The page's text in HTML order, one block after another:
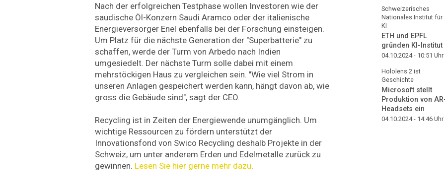
Nach der erfolgreichen Testphase wollen Investoren wie der
saudische Öl-Konzern Saudi Aramco oder der italienische
Energieversorger Enel ebenfalls bei der Forschung einsteigen.
Um Platz für die nächste Generation der "Superbatterie" zu
schaffen, werde der Turm von Arbedo nach Indien
umgesiedelt. Der nächste Turm solle dabei mit einem
mehrstöckigen Haus zu vergleichen sein. "Wie viel Strom in
unseren Anlagen gespeichert werden kann, hängt davon ab, wie
gross die Gebäude sind", sagt der CEO.
Recycling ist in Zeiten der Energiewende unumgänglich. Um
wichtige Ressourcen zu fördern unterstützt der
Innovationsfond von Swico Recycling deshalb Projekte in der
Schweiz, um unter anderem Erden und Edelmetalle zurück zu
gewinnen. Lesen Sie hier gerne mehr dazu.
Schweizerisches
Nationales Institut für
KI
ETH und EPFL
gründen KI-Institut
04.10.2024 - 10:51 Uhr
Hololens 2 ist
Geschichte
Microsoft stellt
Produktion von
Headsets ein
04.10.2024 - 14:46 Uhr